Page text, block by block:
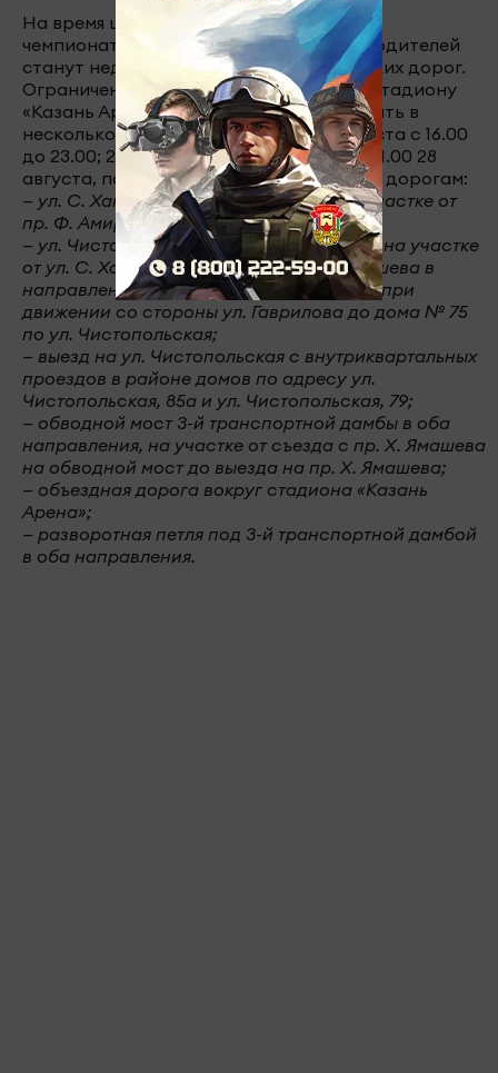
На время церемоний начала и закрытия
чемпионата WorldSkills Kazan 2019 для водителей
станут недоступны 14 участков казанских дорог.
Ограничения коснутся прилегающих к стадиону
«Казань Арена» улиц и будут действовать в
несколько этапов: 1-й этап: 21 и 22 августа с 16.00
до 23.00; 2-й этап: с 16.00 26 августа до 1.00 28
августа, по следующим автомобильным дорогам:
— ул. С. Хакима в оба направления, на участке от
пр. Ф. Амирхана до ул. Чистопольская;
— ул. Чистопольская в оба направления, на участке
от ул. С. Хакима до съезда на пр. Х. Ямашева в
направлении ул. Академика Арбузова и при
движении со стороны ул. Гаврилова до дома № 75
по ул. Чистопольская;
— выезд на ул. Чистопольская с внутриквартальных
проездов в районе домов по адресу ул.
Чистопольская, 85а и ул. Чистопольская, 79;
— обводной мост 3-й транспортной дамбы в оба
направления, на участке от съезда с пр. Х. Ямашева
на обводной мост до выезда на пр. Х. Ямашева;
— объездная дорога вокруг стадиона «Казань
Арена»;
— разворотная петля под 3-й транспортной дамбой
в оба направления.